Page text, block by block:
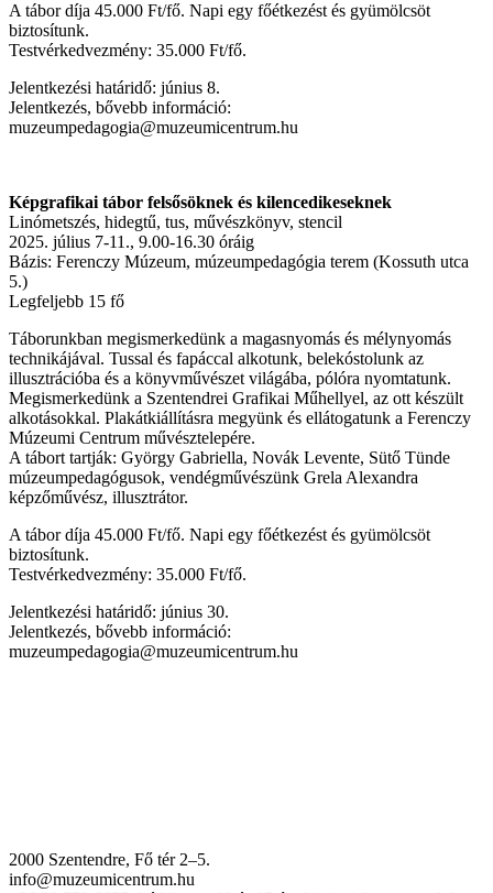
A tábor díja 45.000 Ft/fő. Napi egy főétkezést és gyümölcsöt
biztosítunk.
Testvérkedvezmény: 35.000 Ft/fő.
Jelentkezési határidő: június 8.
Jelentkezés, bővebb információ:
muzeumpedagogia@muzeumicentrum.hu
Képgrafikai tábor felsősöknek és kilencedikeseknek
Linómetszés, hidegtű, tus, művészkönyv, stencil
2025. július 7-11., 9.00-16.30 óráig
Bázis: Ferenczy Múzeum, múzeumpedagógia terem (Kossuth utca
5.)
Legfeljebb 15 fő
Táborunkban megismerkedünk a magasnyomás és mélynyomás
technikájával. Tussal és fapáccal alkotunk, belekóstolunk az
illusztrációba és a könyvművészet világába, pólóra nyomtatunk.
Megismerkedünk a Szentendrei Grafikai Műhellyel, az ott készült
alkotásokkal. Plakátkiállításra megyünk és ellátogatunk a Ferenczy
Múzeumi Centrum művésztelepére.
A tábort tartják: György Gabriella, Novák Levente, Sütő Tünde
múzeumpedagógusok, vendégművészünk Grela Alexandra
képzőművész, illusztrátor.
A tábor díja 45.000 Ft/fő. Napi egy főétkezést és gyümölcsöt
biztosítunk.
Testvérkedvezmény: 35.000 Ft/fő.
Jelentkezési határidő: június 30.
Jelentkezés, bővebb információ:
muzeumpedagogia@muzeumicentrum.hu
2000 Szentendre, Fő tér 2–5.
info@muzeumicentrum.hu